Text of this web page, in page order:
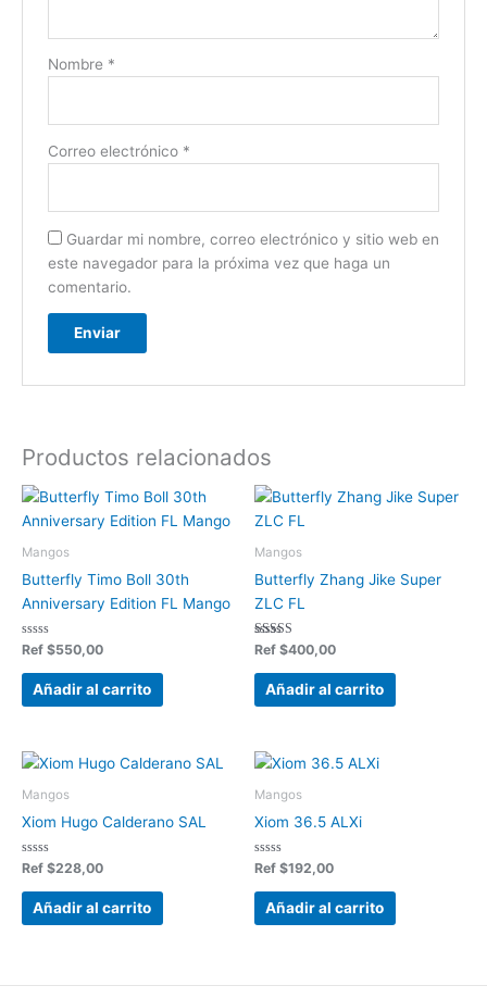
Nombre *
Correo electrónico *
Guardar mi nombre, correo electrónico y sitio web en
este navegador para la próxima vez que haga un
comentario.
Productos relacionados
Mangos
Butterfly Timo Boll 30th
Anniversary Edition FL Mango
Valorado
0
Ref $550,00
Añadir al carrito
Mangos
Butterfly Zhang Jike Super
ZLC FL
Valorado en
de 5
Ref $400,00
Añadir al carrito
Mangos
Xiom Hugo Calderano SAL
Valorado
0
Ref $228,00
Añadir al carrito
Mangos
Xiom 36.5 ALXi
Valorado
0
Ref $192,00
Añadir al carrito